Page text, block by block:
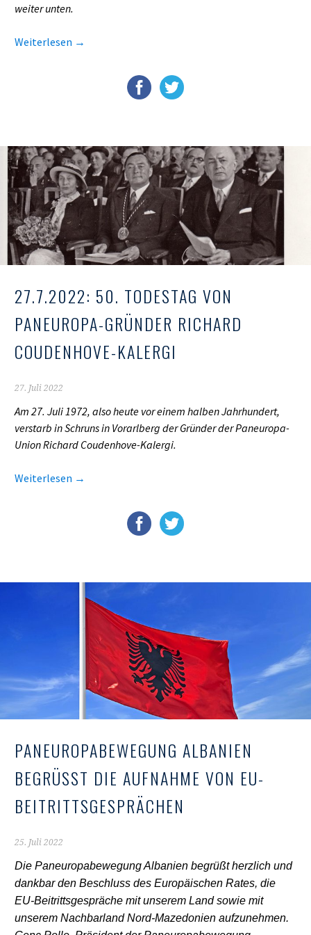
weiter unten.
Weiterlesen →
27.7.2022: 50. TODESTAG VON
PANEUROPA-GRÜNDER RICHARD
COUDENHOVE-KALERGI
27. Juli 2022
Am 27. Juli 1972, also heute vor einem halben Jahrhundert,
verstarb in Schruns in Vorarlberg der Gründer der Paneuropa-
Union Richard Coudenhove-Kalergi.
Weiterlesen →
PANEUROPABEWEGUNG ALBANIEN
BEGRÜSST DIE AUFNAHME VON EU-
BEITRITTSGESPRÄCHEN
25. Juli 2022
Die Paneuropabewegung Albanien begrüßt herzlich und
dankbar den Beschluss des Europäischen Rates, die
EU-Beitrittsgespräche mit unserem Land sowie mit
unserem Nachbarland Nord-Mazedonien aufzunehmen.